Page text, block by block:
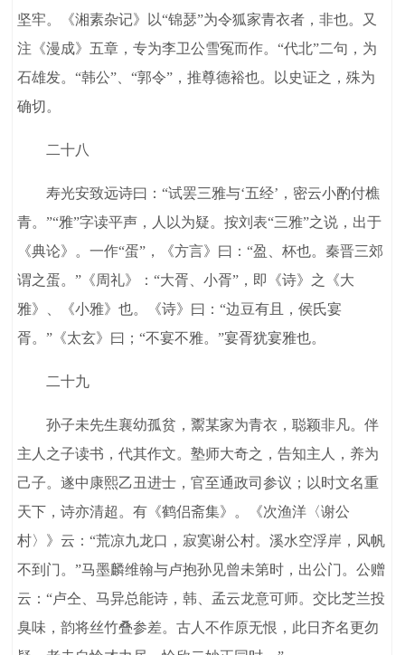
坚牢。《湘素杂记》以“锦瑟”为令狐家青衣者，非也。又
注《漫成》五章，专为李卫公雪冤而作。“代北”二句，为
石雄发。“韩公”、“郭令”，推尊德裕也。以史证之，殊为
确切。
二十八
寿光安致远诗曰：“试罢三雅与‘五经’，密云小酌付樵
青。”“雅”字读平声，人以为疑。按刘表“三雅”之说，出于
《典论》。一作“蛋”，《方言》曰：“盈、杯也。秦晋三郊
谓之蛋。”《周礼》：“大胥、小胥”，即《诗》之《大
雅》、《小雅》也。《诗》曰：“边豆有且，侯氏宴
胥。”《太玄》曰；“不宴不雅。”宴胥犹宴雅也。
二十九
孙子未先生襄幼孤贫，鬻某家为青衣，聪颖非凡。伴
主人之子读书，代其作文。塾师大奇之，告知主人，养为
己子。遂中康熙乙丑进士，官至通政司参议；以时文名重
天下，诗亦清超。有《鹤侣斋集》。《次渔洋〈谢公
村〉》云：“荒凉九龙口，寂寞谢公村。溪水空浮岸，风帆
不到门。”马墨麟维翰与卢抱孙见曾未第时，出公门。公赠
云：“卢仝、马异总能诗，韩、孟云龙意可师。交比芝兰投
臭味，韵将丝竹叠参差。古人不作原无恨，此日齐名更勿